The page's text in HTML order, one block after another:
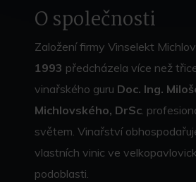
O společnosti
Založení firmy Vinselekt
1993 předcházela více než
vinařského guru Doc. Ing.
Michlovského, DrSc.
světem. Vinařství
vlastních vinic ve
podoblasti.